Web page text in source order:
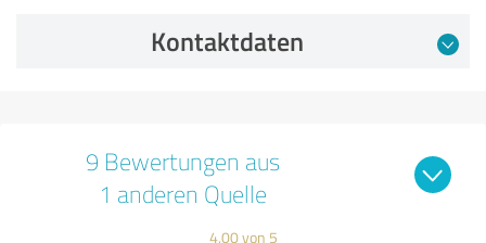
Kontaktdaten
9 Bewertungen aus
1 anderen Quelle
4,00 von 5